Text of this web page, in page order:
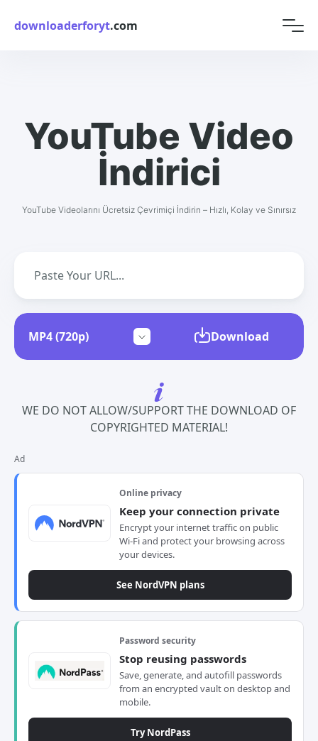
downloaderforyt.com
YouTube Video
İndirici
YouTube Videolarını Ücretsiz Çevrimiçi İndirin – Hızlı, Kolay ve Sınırsız
Download
WE DO NOT ALLOW/SUPPORT THE DOWNLOAD OF
COPYRIGHTED MATERIAL!
Ad
Online privacy
Keep your connection private
Encrypt your internet traffic on public
Wi-Fi and protect your browsing across
your devices.
See NordVPN plans
Password security
Stop reusing passwords
Save, generate, and autofill passwords
from an encrypted vault on desktop and
mobile.
Try NordPass